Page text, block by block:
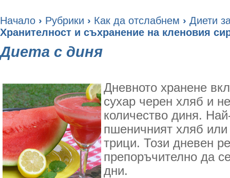
Начало › Рубрики › Как да отслабнем › Диети
Хранителност и съхранение на кленовия
Диета с диня
Дневното хранене
сухар черен хляб и
количество диня.
пшеничният хляб или
трици. Този дневен
препоръчително да
дни.